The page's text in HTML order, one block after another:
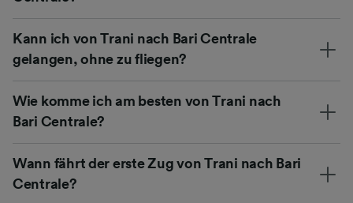
Kann ich von Trani nach Bari Centrale
gelangen, ohne zu fliegen?
Wie komme ich am besten von Trani nach
Bari Centrale?
Wann fährt der erste Zug von Trani nach Bari
Centrale?